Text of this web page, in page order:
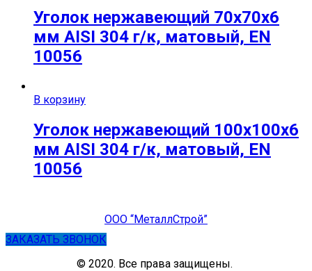
Уголок нержавеющий 70х70х6
мм AISI 304 г/к, матовый, EN
10056
В корзину
Уголок нержавеющий 100х100х6
мм AISI 304 г/к, матовый, EN
10056
ООО “МеталлСтрой”
ЗАКАЗАТЬ ЗВОНОК
© 2020. Все права защищены.